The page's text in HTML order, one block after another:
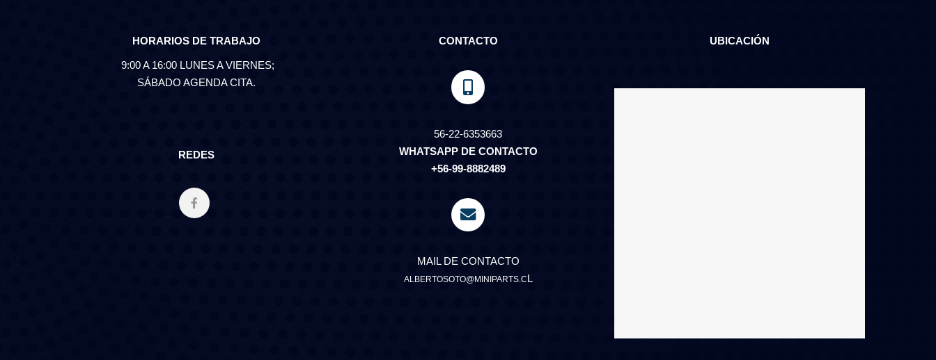
HORARIOS DE TRABAJO
9:00 A 16:00 LUNES A VIERNES;
SÁBADO AGENDA CITA.
REDES
CONTACTO
56-22-6353663
WHATSAPP DE CONTACTO
+56-99-8882489
MAIL DE CONTACTO
ALBERTOSOTO@MINIPARTS.CL
UBICACIÓN